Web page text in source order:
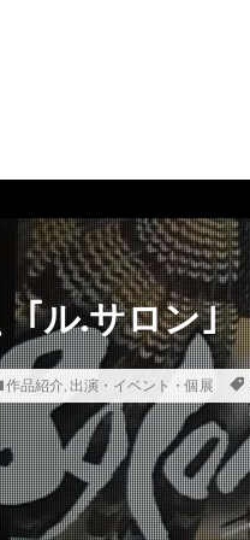
｢ル.サロン｣
作品紹介, 出演・イベント・個展